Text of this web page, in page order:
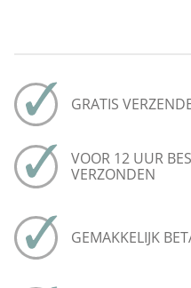
GRATIS
VOOR 12 UUR
VERZONDEN
GEMAKKELIJK